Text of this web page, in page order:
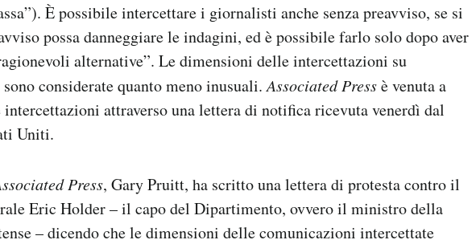
È possibile intercettare i giornalisti anche senza preavviso, se si
possa danneggiare le indagini, ed è possibile farlo solo dopo aver
alternative”. Le dimensioni delle intercettazioni su
sono considerate quanto meno inusuali.Associated Pressè venuta a
intercettazioni attraverso una lettera di notifica ricevuta venerdì dal
Uniti.
Press, Gary Pruitt, ha scritto una lettera di protesta contro il
Eric Holder – il capo del Dipartimento, ovvero il ministro della
– dicendo che le dimensioni delle comunicazioni intercettate